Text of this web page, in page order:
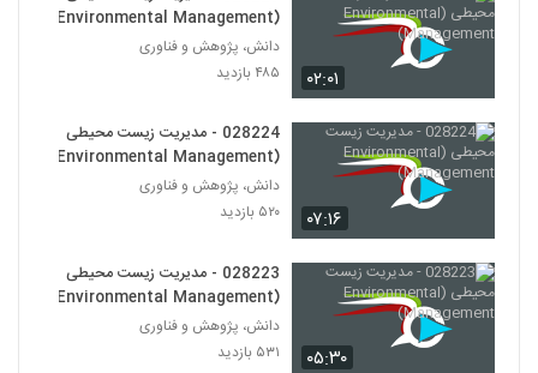
238
239
028250 - طراحی سیستم های پیچیده
(Complex Systems Design)
028251 - طراحی سیستم های پیچیده
۵۲۶ بازدید
241
028252 - طراحی سیستم های پیچیده
(Complex Systems Design)
028253 - طراحی سیستم های پیچیده
۰۲:۰۱
(Environmental Management)
دانش، پژوهش و فناوری
۴۸۵ بازدید
۰۷:۱۶
028224 - مدیریت زیست محیطی
(Environmental Management)
دانش، پژوهش و فناوری
۵۲۰ بازدید
۰۵:۳۰
028223 - مدیریت زیست محیطی
(Environmental Management)
دانش، پژوهش و فناوری
۵۳۱ بازدید